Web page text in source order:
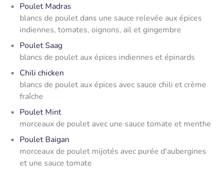
Poulet Madras
blancs de poulet dans une sauce relevée aux épices
indiennes, tomates, oignons, ail et gingembre
Poulet Saag
blancs de poulet aux épices indiennes et épinards
Chili chicken
blancs de poulet aux épices avec sauce chili et crème
fraîche
Poulet Mint
morceaux de poulet avec une sauce tomate et menthe
Poulet Baigan
morceaux de poulet mijotés avec purée d'aubergines
et une sauce tomate